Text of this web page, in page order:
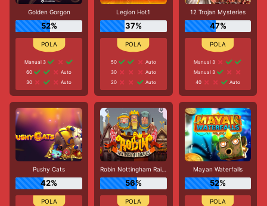
Golden Gorgon
52%
Manual 3
60
Auto
30
Auto
Legion Hot1
37%
50
Auto
30
Auto
20
Auto
12 Trojan Mysteries
47%
Manual 3
Manual 3
40
Auto
Pushy Cats
42%
Robin Nottingham Raiders
56%
Mayan Waterfalls
52%